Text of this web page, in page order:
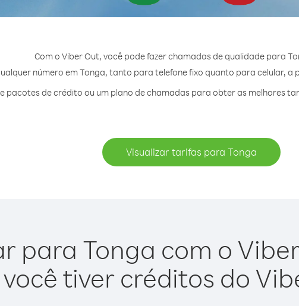
Com o Viber Out, você pode fazer chamadas de qualidade para
número em Tonga, tanto para telefone fixo quanto para celular, a
pacotes de crédito ou um plano de chamadas para obter as melhores
Visualizar tarifas para Tonga
para Tonga com o
tiver créditos do